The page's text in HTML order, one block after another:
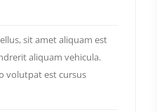
sit amet aliquam est
aliquam vehicula.
volutpat est cursus